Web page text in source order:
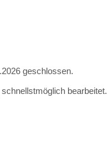
geschlossen.
bearbeitet.